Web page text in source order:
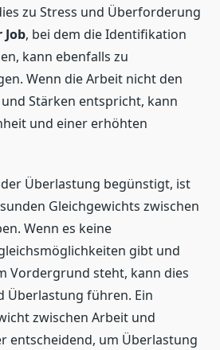
zu Stress und Überforderung
Job, bei dem die Identifikation
kann ebenfalls zu
Wenn die Arbeit nicht den
Stärken entspricht, kann
und einer erhöhten
Überlastung begünstigt, ist
Gleichgewichts zwischen
Wenn es keine
gibt und
Vordergrund steht, kann dies
Überlastung führen. Ein
zwischen Arbeit und
entscheidend, um Überlastung